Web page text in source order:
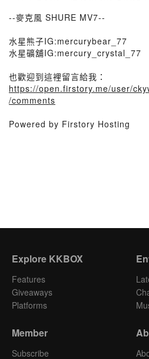
--麥克風 SHURE MV7--
水星熊子IG:mercurybear_77
水星礦舖IG:mercury_crystal_77
也歡迎到這裡留言給我：
https://open.firstory.me/user/
/comments
Powered by Firstory Hosting
Explore KKBOX
Features
Giveaways
Platforms
Member
Subscribe